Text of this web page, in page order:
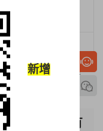
考科與錄取率全解
只起薪高還有
新增